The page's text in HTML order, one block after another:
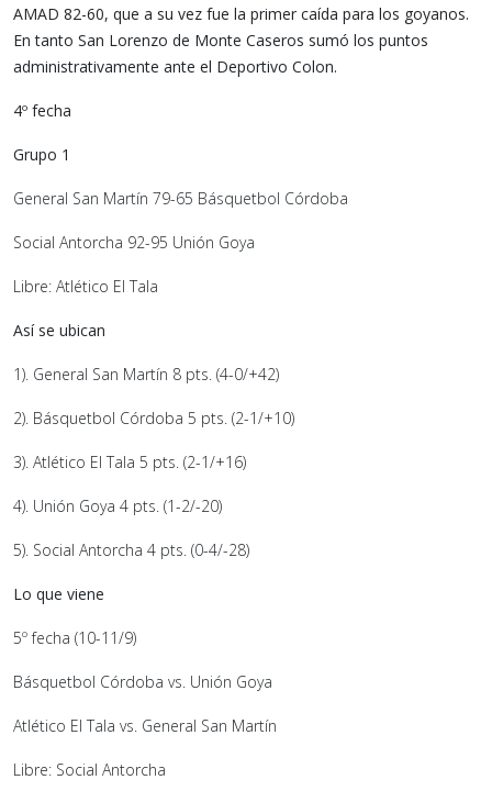
AMAD 82-60, que a su vez fue la primer caída para los goyanos.
En tanto San Lorenzo de Monte Caseros sumó los puntos
administrativamente ante el Deportivo Colon.
4º fecha
Grupo 1
General San Martín 79-65 Básquetbol Córdoba
Social Antorcha 92-95 Unión Goya
Libre: Atlético El Tala
Así se ubican
1). General San Martín 8 pts. (4-0/+42)
2). Básquetbol Córdoba 5 pts. (2-1/+10)
3). Atlético El Tala 5 pts. (2-1/+16)
4). Unión Goya 4 pts. (1-2/-20)
5). Social Antorcha 4 pts. (0-4/-28)
Lo que viene
5º fecha (10-11/9)
Básquetbol Córdoba vs. Unión Goya
Atlético El Tala vs. General San Martín
Libre: Social Antorcha